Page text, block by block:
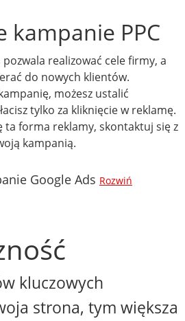
kampanie PPC
realizować cele firmy, a
do nowych klientów.
możesz ustalić
tylko za kliknięcie w reklamę.
ta forma reklamy, skontaktuj się z
kampanią.
Google Ads Rozwiń
kluczowych
strona, tym większa